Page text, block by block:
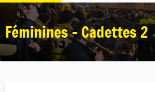
Féminines - Cadettes 2